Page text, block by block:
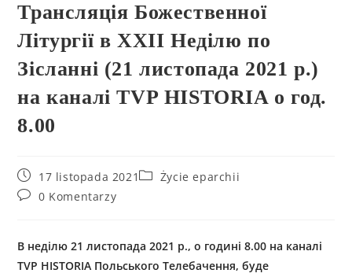
Трансляція Божественної
Літургії в XXІI Неділю по
Зісланні (21 листопада 2021 р.)
на каналі TVP HISTORIA о год.
8.00
17 listopada 2021
Życie eparchii
0 Komentarzy
В неділю 21 листопада 2021 р., о годині 8.00 на каналі
TVP HISTORIA Польського Телебачення, буде